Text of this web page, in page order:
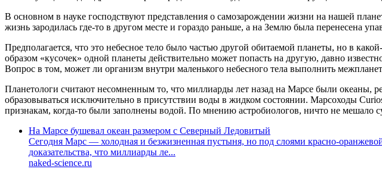
В основном в науке господствуют представления о самозарождении жизни на нашей
жизнь зародилась где-то в другом месте и гораздо раньше, а на Землю была перенесена
Предполагается, что это небесное тело было частью другой обитаемой планеты, но в
образом «кусочек» одной планеты действительно может попасть на другую, давно
Вопрос в том, может ли организм внутри маленького небесного тела выполнить
Планетологи считают несомненным то, что миллиарды лет назад на Марсе были океаны,
образовываться исключительно в присутствии воды в жидком состоянии. Марсоходы
признакам, когда-то были заполнены водой. По мнению астробиологов, ничто не мешало
На Марсе бушевал океан размером с Северный Ледовитый
Сегодня Марс — холодная и безжизненная пустыня, но под слоями красно-
доказательства, что миллиарды ле...
naked-science.ru